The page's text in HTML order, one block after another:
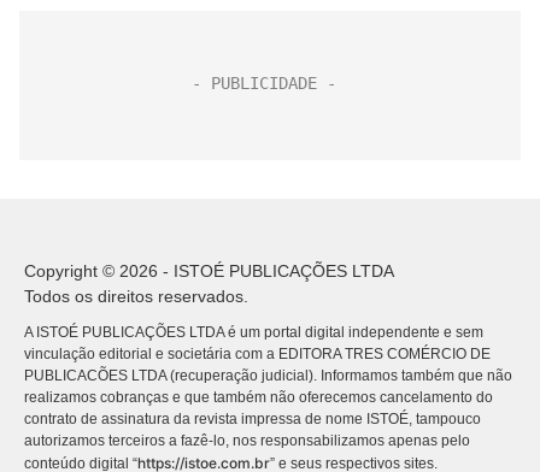
Copyright © 2026 - ISTOÉ PUBLICAÇÕES LTDA
Todos os direitos reservados.
A ISTOÉ PUBLICAÇÕES LTDA é um portal digital independente e sem
vinculação editorial e societária com a EDITORA TRES COMÉRCIO DE
PUBLICACÕES LTDA (recuperação judicial). Informamos também que não
realizamos cobranças e que também não oferecemos cancelamento do
contrato de assinatura da revista impressa de nome ISTOÉ, tampouco
autorizamos terceiros a fazê-lo, nos responsabilizamos apenas pelo
conteúdo digital “https://istoe.com.br” e seus respectivos sites.